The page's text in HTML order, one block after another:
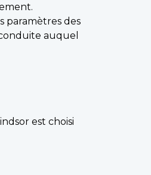
paramètres des
auquel
est choisi